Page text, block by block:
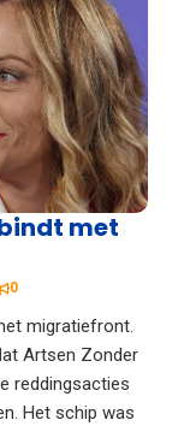
met
0
migratiefront.
Artsen Zonder
reddingsacties
Het schip was